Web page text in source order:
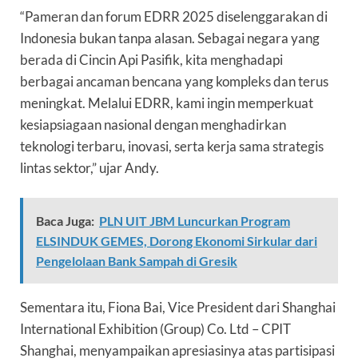
“Pameran dan forum EDRR 2025 diselenggarakan di
Indonesia bukan tanpa alasan. Sebagai negara yang
berada di Cincin Api Pasifik, kita menghadapi
berbagai ancaman bencana yang kompleks dan terus
meningkat. Melalui EDRR, kami ingin memperkuat
kesiapsiagaan nasional dengan menghadirkan
teknologi terbaru, inovasi, serta kerja sama strategis
lintas sektor,” ujar Andy.
Baca Juga: PLN UIT JBM Luncurkan Program
ELSINDUK GEMES, Dorong Ekonomi Sirkular dari
Pengelolaan Bank Sampah di Gresik
Sementara itu, Fiona Bai, Vice President dari Shanghai
International Exhibition (Group) Co. Ltd – CPIT
Shanghai, menyampaikan apresiasinya atas partisipasi